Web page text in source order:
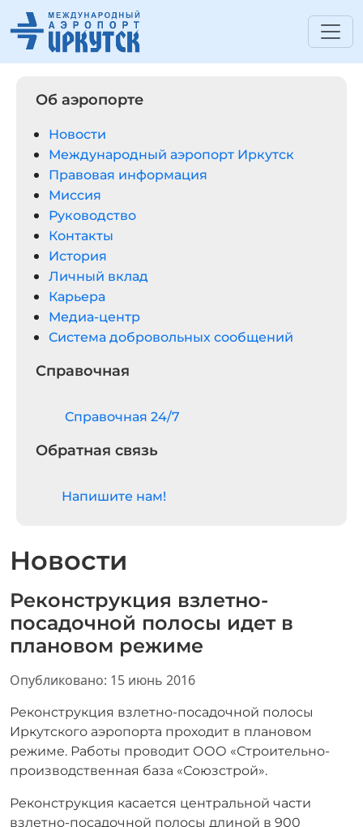
Новости
Реконструкция взлетно-
посадочной полосы идет в
плановом режиме
Информация о материале
Опубликовано: 15 июнь 2016
Реконструкция взлетно-посадочной полосы
Иркутского аэропорта проходит в плановом
режиме. Работы проводит ООО «Строительно-
производственная база «Союзстрой».
Реконструкция касается центральной части
взлетно-посадочной полосы длиной в 900
Об аэропорте
Новости
Международный аэропорт Иркутск
Правовая информация
Миссия
Руководство
Контакты
История
Личный вклад
Карьера
Медиа-центр
Система добровольных сообщений
Справочная
Cправочная 24/7
Обратная связь
Напишите нам!